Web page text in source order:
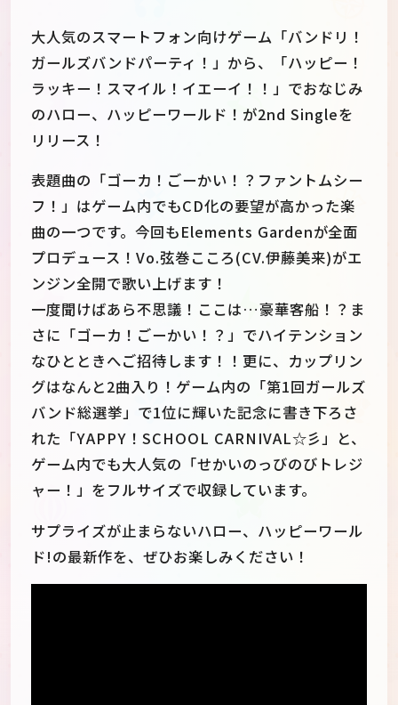
大人気のスマートフォン向けゲーム「バンドリ！
ガールズバンドパーティ！」から、「ハッピー！
ラッキー！スマイル！イエーイ！！」でおなじみ
のハロー、ハッピーワールド！が2nd Singleを
リリース！
表題曲の「ゴーカ！ごーかい！？ファントムシー
フ！」はゲーム内でもCD化の要望が高かった楽
曲の一つです。今回もElements Gardenが全面
プロデュース！Vo.弦巻こころ(CV.伊藤美来)がエ
ンジン全開で歌い上げます！
一度聞けばあら不思議！ここは…豪華客船！？ま
さに「ゴーカ！ごーかい！？」でハイテンション
なひとときへご招待します！！更に、カップリン
グはなんと2曲入り！ゲーム内の「第1回ガールズ
バンド総選挙」で1位に輝いた記念に書き下ろさ
れた「YAPPY！SCHOOL CARNIVAL☆彡」と、
ゲーム内でも大人気の「せかいのっびのびトレジ
ャー！」をフルサイズで収録しています。
サプライズが止まらないハロー、ハッピーワール
ド!の最新作を、ぜひお楽しみください！